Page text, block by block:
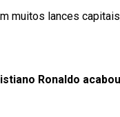
muitos lances
Ronaldo